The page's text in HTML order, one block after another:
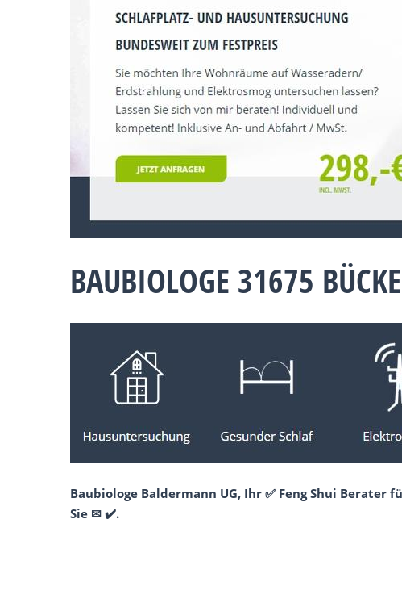
BAUBIOLOGE 31675
Baubiologe Baldermann UG, Ihr ✅ Feng Shui Berater
Sie ✉ ✔️.